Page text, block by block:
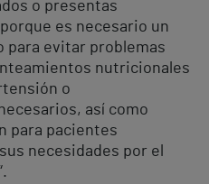
o presentas
es necesario un
evitar problemas
nutricionales
o
así como
para pacientes
necesidades por el